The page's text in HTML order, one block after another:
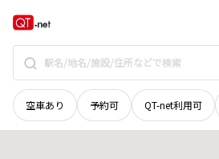
空車あり 予約可 QT-net利用可
栃木県